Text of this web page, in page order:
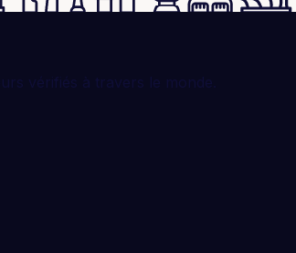
vérifiés à travers le monde.